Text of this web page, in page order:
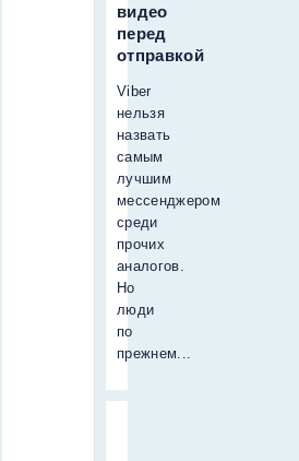
видео
перед
отправкой
Viber
нельзя
назвать
самым
лучшим
мессенджером
среди
прочих
аналогов.
Но
люди
по
прежнем...